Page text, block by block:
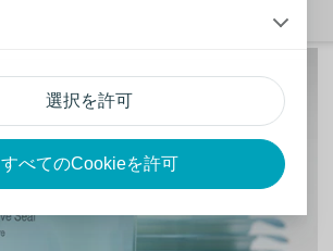
選択を許可
すべてのCookieを許可